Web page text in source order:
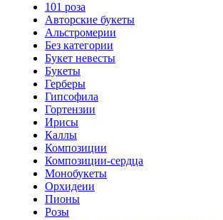
101 роза
Авторские букеты
Альстромерии
Без категории
Букет невесты
Букеты
Герберы
Гипсофила
Гортензии
Ирисы
Каллы
Композиции
Композиции-сердца
Монобукеты
Орхидеии
Пионы
Розы